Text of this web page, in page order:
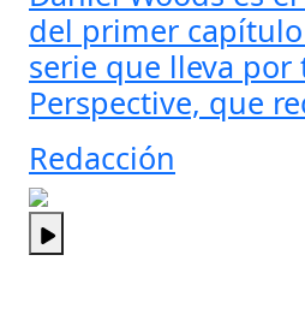
del primer
serie que lleva
Perspective, que
Redacción